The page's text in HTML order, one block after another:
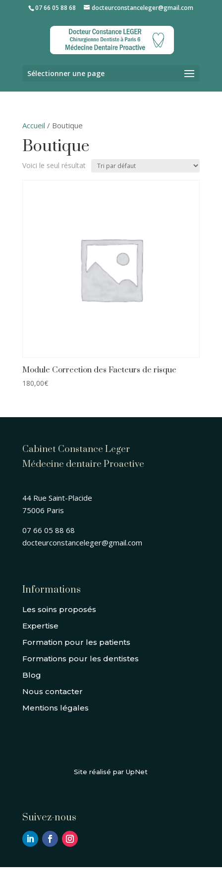
07 66 05 88 68 docteurconstanceleger@gmail.com
Sélectionner une page
Accueil / Boutique
Boutique
Voici le seul résultat
Module Correction des Facteurs de risque
180,00€
Cabinet Constance Leger
Médecine dentaire Proactive
44 Rue Saint-Placide
75006 Paris
07 66 05 88 68
docteurconstanceleger@gmail.com
Informations
Les soins proposés
Expertise
Formation pour les patients
Formations pour les dentistes
Blog
Nous contacter
Mentions légales
Site réalisé par UpNet
Suivez-nous